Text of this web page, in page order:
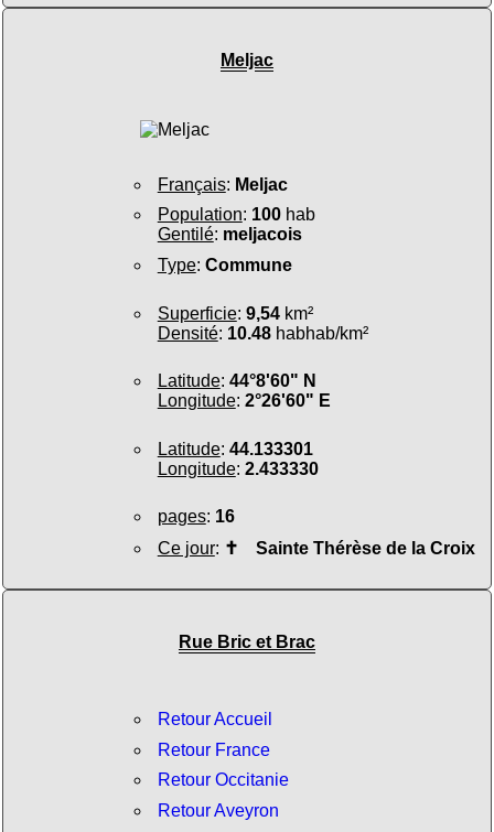
Meljac
Français: Meljac
Population: 100hab
Gentilé: meljacois
Type: Commune
Superficie: 9,54km²
Densité: 10.48habhab/km²
Latitude: 44°8'60" N
Longitude: 2°26'60" E
Latitude: 44.133301
Longitude: 2.433330
pages: 16
Ce jour: ✝ Sainte Thérèse de la Croix
Rue Bric et Brac
Retour Accueil
Retour France
Retour Occitanie
Retour Aveyron